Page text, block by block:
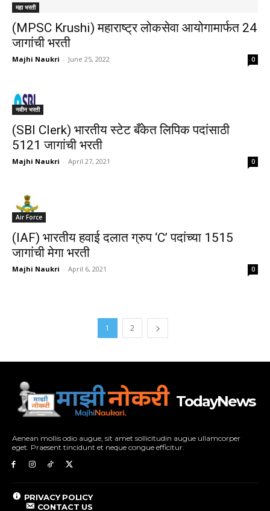
महा भरती
(MPSC Krushi) महाराष्ट्र लोकसेवा आयोगामार्फत 24
जागांची भरती
Majhi Naukri - June 25, 2022 0
नवीन भरती
(SBI Clerk) भारतीय स्टेट बँकेत लिपिक पदांसाठी
5121 जागांची भरती
Majhi Naukri - April 27, 2021 0
Air Force
(IAF) भारतीय हवाई दलात ग्रुप ‘C’ पदांच्या 1515
जागांची मेगा भरती
Majhi Naukri - April 6, 2021 0
1 2
TodayNews
Aenean mollis odio augue, sit amet sollicitudin augue ullamcorper
eget. Praesent tincidunt et neque congue efficitur.
PRIVACY POLICY
CONTACT US